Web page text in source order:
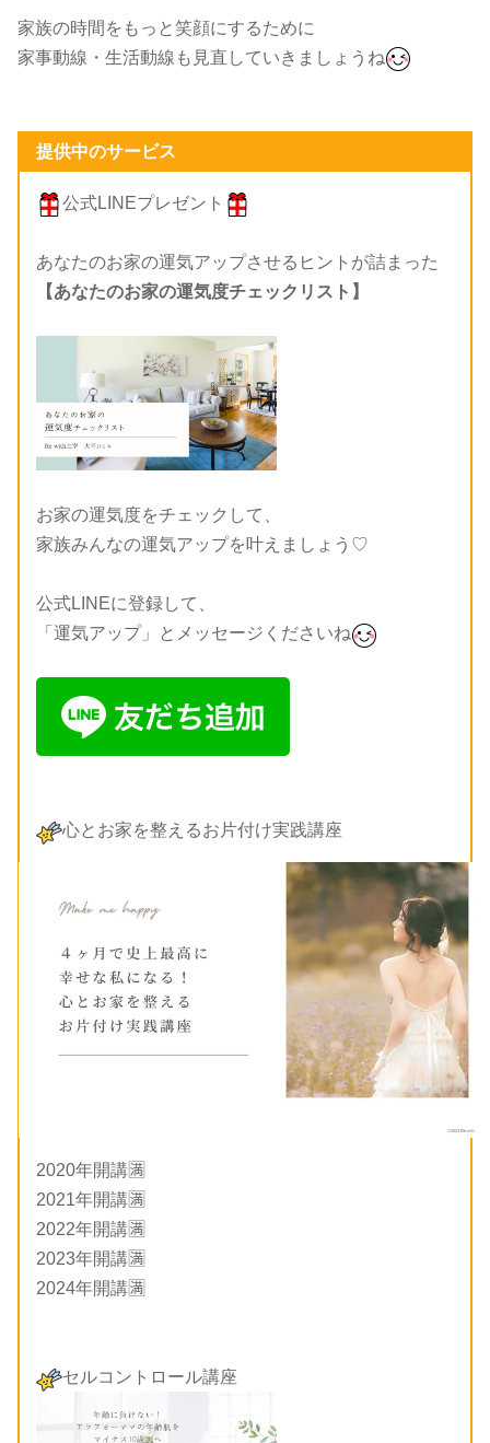
家族の時間をもっと笑顔にするために
家事動線・生活動線も見直していきましょうね
提供中のサービス
公式LINEプレゼント
あなたのお家の運気アップさせるヒントが詰まった
【あなたのお家の運気度チェックリスト】
お家の運気度をチェックして、
家族みんなの運気アップを叶えましょう♡
公式LINEに登録して、
「運気アップ」とメッセージくださいね
心とお家を整えるお片付け実践講座
2020年開講🈵
2021年開講🈵
2022年開講🈵
2023年開講🈵
2024年開講🈵
セルコントロール講座